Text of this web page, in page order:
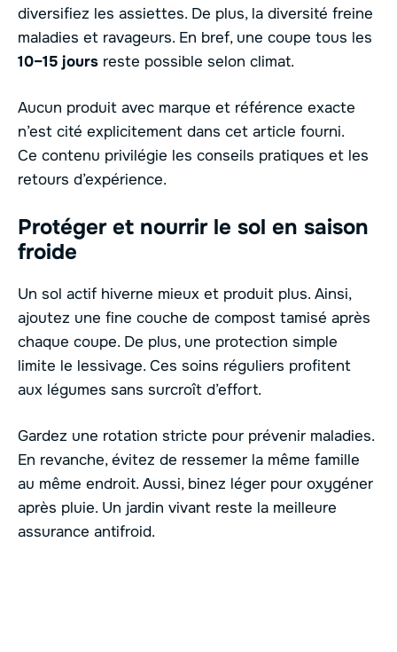
diversifiez les assiettes. De plus, la diversité freine
maladies et ravageurs. En bref, une coupe tous les
10–15 jours reste possible selon climat.
Aucun produit avec marque et référence exacte
n’est cité explicitement dans cet article fourni.
Ce contenu privilégie les conseils pratiques et les
retours d’expérience.
Protéger et nourrir le sol en saison
froide
Un sol actif hiverne mieux et produit plus. Ainsi,
ajoutez une fine couche de compost tamisé après
chaque coupe. De plus, une protection simple
limite le lessivage. Ces soins réguliers profitent
aux légumes sans surcroît d’effort.
Gardez une rotation stricte pour prévenir maladies.
En revanche, évitez de ressemer la même famille
au même endroit. Aussi, binez léger pour oxygéner
après pluie. Un jardin vivant reste la meilleure
assurance antifroid.